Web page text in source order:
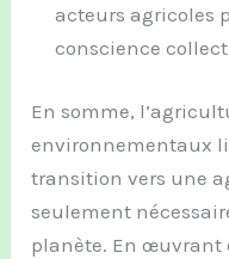
acteurs agricoles
conscience
En somme,
environnementaux
transition vers une
seulement
planète. En œuvrant